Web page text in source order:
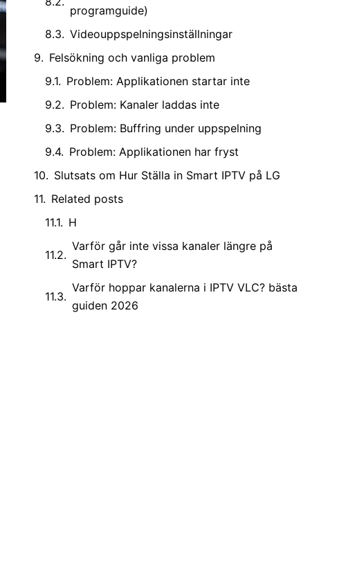
programguide)
Videouppspelningsinställningar
Felsökning och vanliga problem
Problem: Applikationen startar inte
Problem: Kanaler laddas inte
Problem: Buffring under uppspelning
Problem: Applikationen har fryst
Slutsats om Hur Ställa in Smart IPTV på LG
Related posts
H
Varför går inte vissa kanaler längre på
Smart IPTV?
Varför hoppar kanalerna i IPTV VLC? bästa
guiden 2026